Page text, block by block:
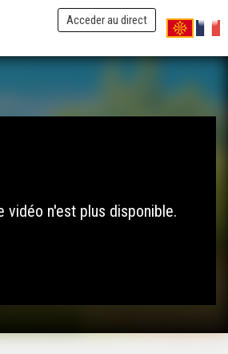
Acceder au direct
vidéo n'est plus disponible.